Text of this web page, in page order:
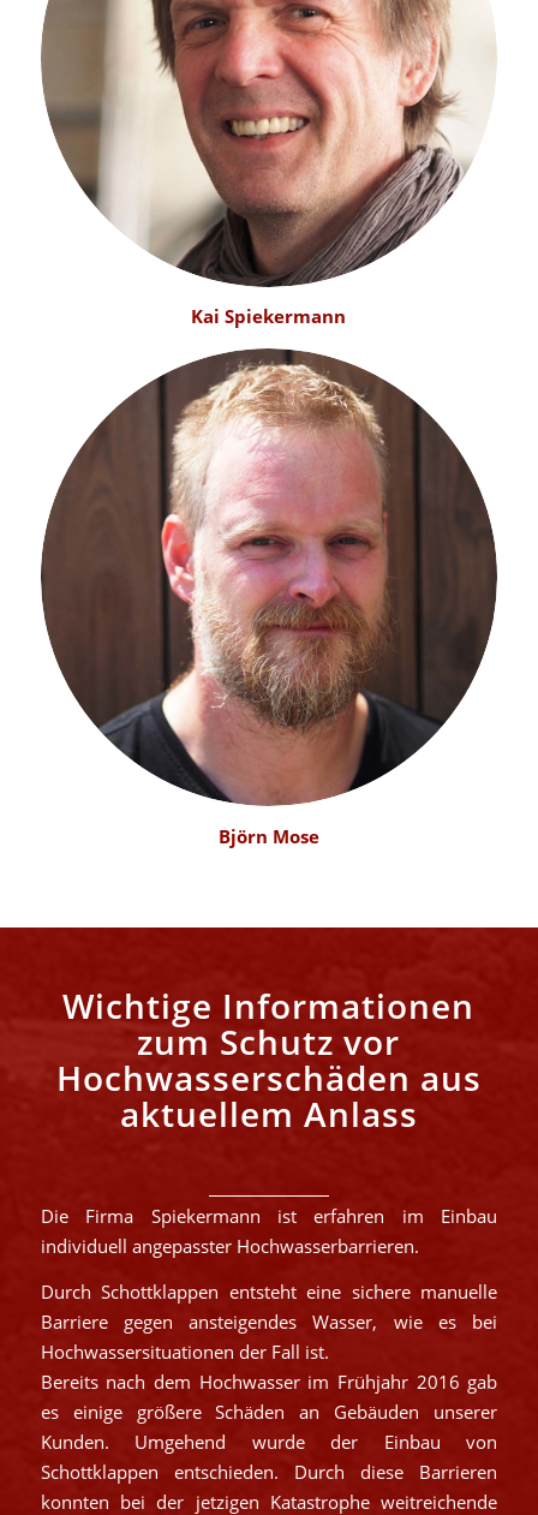
Kai Spiekermann
Björn Mose
Wichtige Informationen
zum Schutz vor
Hochwasserschäden aus
aktuellem Anlass
Die Firma Spiekermann ist erfahren im Einbau
individuell angepasster Hochwasserbarrieren.
Durch Schottklappen entsteht eine sichere manuelle
Barriere gegen ansteigendes Wasser, wie es bei
Hochwassersituationen der Fall ist.
Bereits nach dem Hochwasser im Frühjahr 2016 gab
es einige größere Schäden an Gebäuden unserer
Kunden. Umgehend wurde der Einbau von
Schottklappen entschieden. Durch diese Barrieren
konnten bei der jetzigen Katastrophe weitreichende